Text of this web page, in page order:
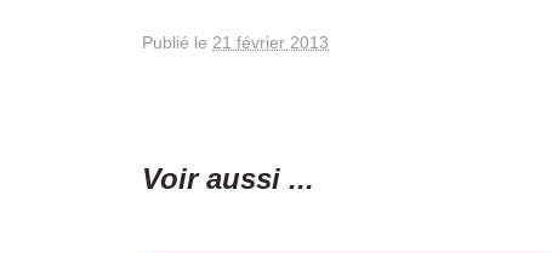
Publié le 21 février 2013
Voir aussi ...